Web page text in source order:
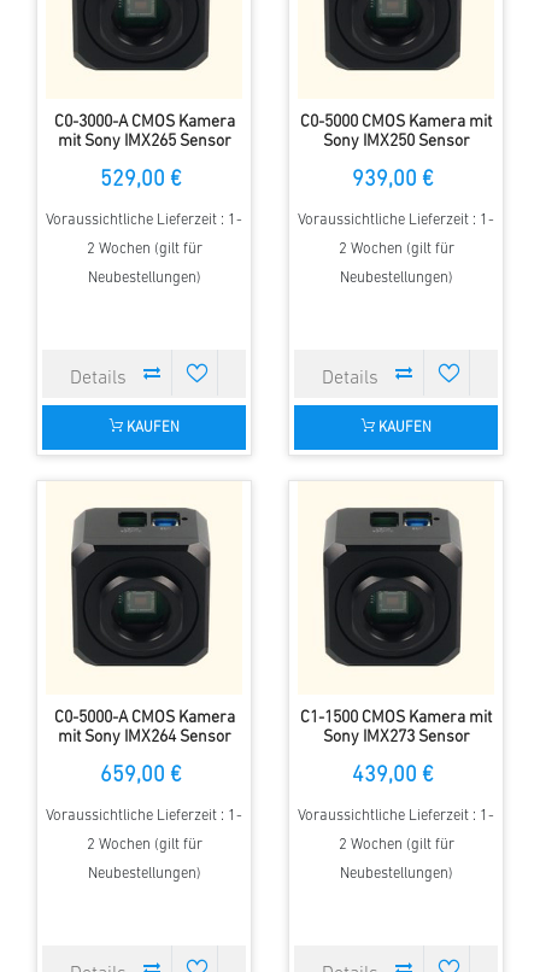
C0-3000-A CMOS Kamera
mit Sony IMX265 Sensor
529,00 €
Voraussichtliche Lieferzeit : 1-
2 Wochen (gilt für
Neubestellungen)
KAUFEN
C0-5000 CMOS Kamera mit
Sony IMX250 Sensor
939,00 €
Voraussichtliche Lieferzeit : 1-
2 Wochen (gilt für
Neubestellungen)
KAUFEN
C0-5000-A CMOS Kamera
mit Sony IMX264 Sensor
659,00 €
Voraussichtliche Lieferzeit : 1-
2 Wochen (gilt für
Neubestellungen)
C1-1500 CMOS Kamera mit
Sony IMX273 Sensor
439,00 €
Voraussichtliche Lieferzeit : 1-
2 Wochen (gilt für
Neubestellungen)